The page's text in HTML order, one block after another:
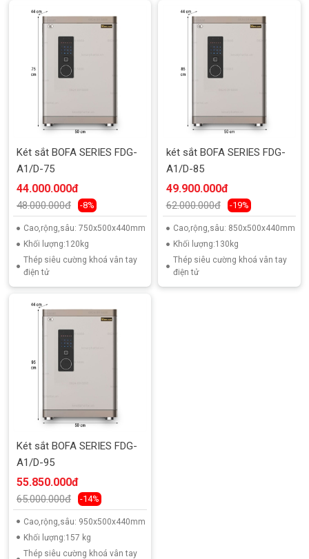
Két sắt BOFA SERIES FDG-
A1/D-75
44.000.000đ
48.000.000đ -8%
Cao,rộng,sâu: 750x500x440mm
Khối lượng:120kg
Thép siêu cường khoá vân tay
điện tử
két sắt BOFA SERIES FDG-
A1/D-85
49.900.000đ
62.000.000đ -19%
Cao,rộng,sâu: 850x500x440mm
Khối lượng:130kg
Thép siêu cường khoá vân tay
điện tử
Két sắt BOFA SERIES FDG-
A1/D-95
55.850.000đ
65.000.000đ -14%
Cao,rộng,sâu: 950x500x440mm
Khối lượng:157 kg
Thép siêu cường khoá vân tay